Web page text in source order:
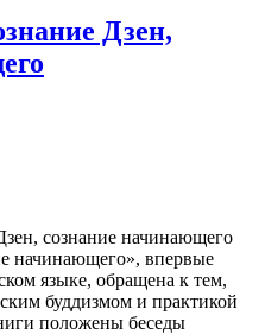
Дзен,
начинающего», впервые
языке, обращена к тем,
буддизмом и практикой
положены беседы